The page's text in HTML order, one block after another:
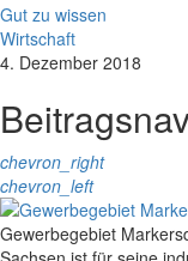
Gut zu wissen
Wirtschaft
4. Dezember 2018
chevron_right
chevron_left
Gewerbegebiet